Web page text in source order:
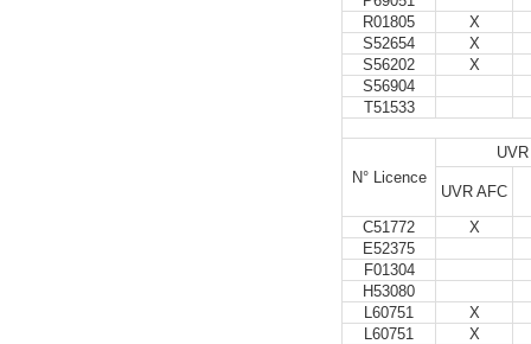
R01805
X
S52654
X
S56202
X
S56904
T51533
N° Licence
UVR
UVR AFC
C51772
X
E52375
F01304
H53080
L60751
X
L60751
X